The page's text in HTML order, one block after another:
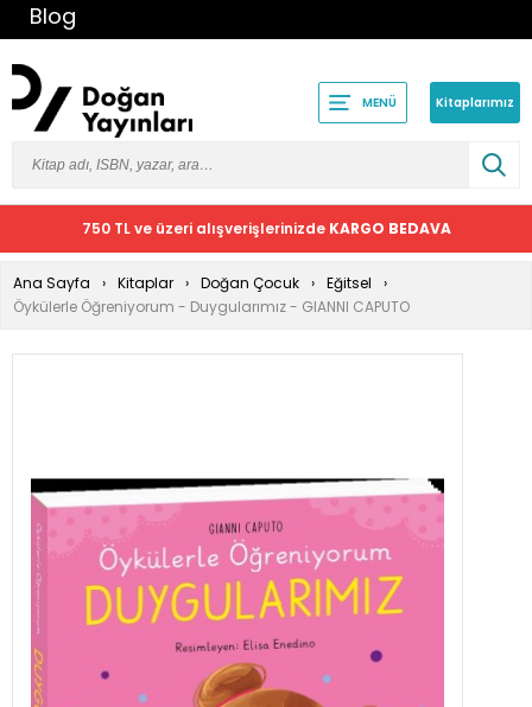
Blog
MENÜ Kitaplarımız
750 TL ve üzeri alışverişlerinizde KARGO BEDAVA
Ana Sayfa Kitaplar Doğan Çocuk
Eğitsel
Öykülerle Öğreniyorum - Duygularımız - GIANNI CAPUTO